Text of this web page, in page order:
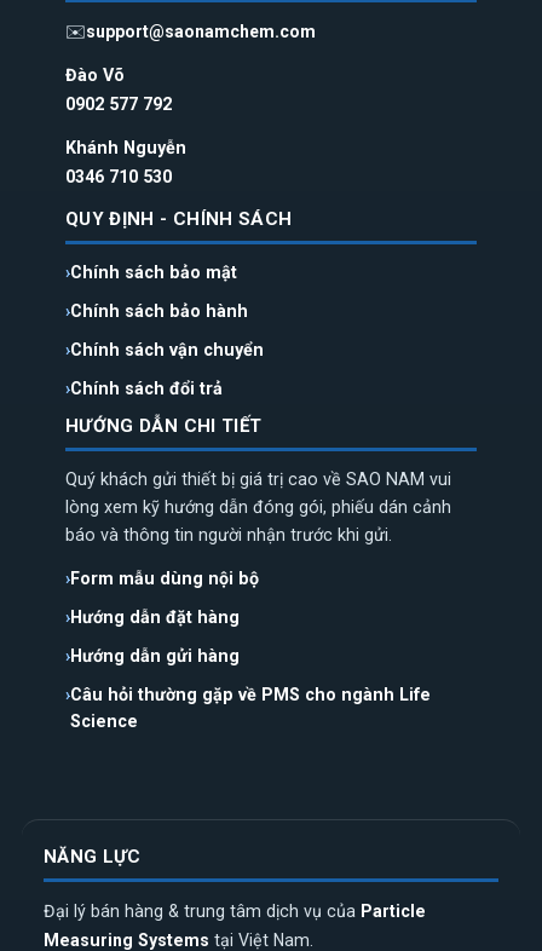
✉️support@saonamchem.com
Đào Võ
0902 577 792
Khánh Nguyễn
0346 710 530
QUY ĐỊNH - CHÍNH SÁCH
Chính sách bảo mật
Chính sách bảo hành
Chính sách vận chuyển
Chính sách đổi trả
HƯỚNG DẪN CHI TIẾT
Quý khách gửi thiết bị giá trị cao về SAO NAM vui
lòng xem kỹ hướng dẫn đóng gói, phiếu dán cảnh
báo và thông tin người nhận trước khi gửi.
Form mẫu dùng nội bộ
Hướng dẫn đặt hàng
Hướng dẫn gửi hàng
Câu hỏi thường gặp về PMS cho ngành Life
Science
NĂNG LỰC
Đại lý bán hàng & trung tâm dịch vụ của Particle
Measuring Systems tại Việt Nam.